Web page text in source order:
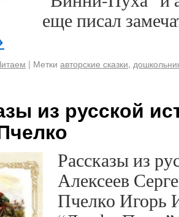
еще писал
| Метки авторские сказки,
из русской
Рассказы из
Алексеев
Пчелко Игорь